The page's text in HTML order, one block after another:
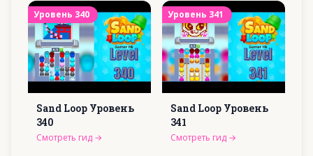
Уровень 340
Sand Loop Уровень
340
Смотреть гид →
Уровень 341
Sand Loop Уровень
341
Смотреть гид →